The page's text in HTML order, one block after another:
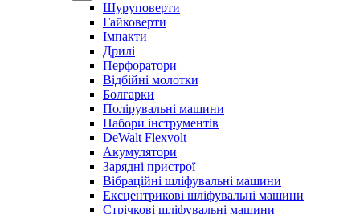
Шуруповерти
Гайковерти
Імпакти
Дрилі
Перфоратори
Відбійні молотки
Болгарки
Полірувальні машини
Набори інструментів
DeWalt Flexvolt
Акумулятори
Зарядні пристрої
Вібраційні шліфувальні машини
Ексцентрикові шліфувальні машини
Стрічкові шліфувальні машини